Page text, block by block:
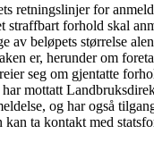
retningslinjer for
straffbart forhold skal
av beløpets størrelse
er, herunder om
seg om gjentatte
mottatt
og har også
ta kontakt med